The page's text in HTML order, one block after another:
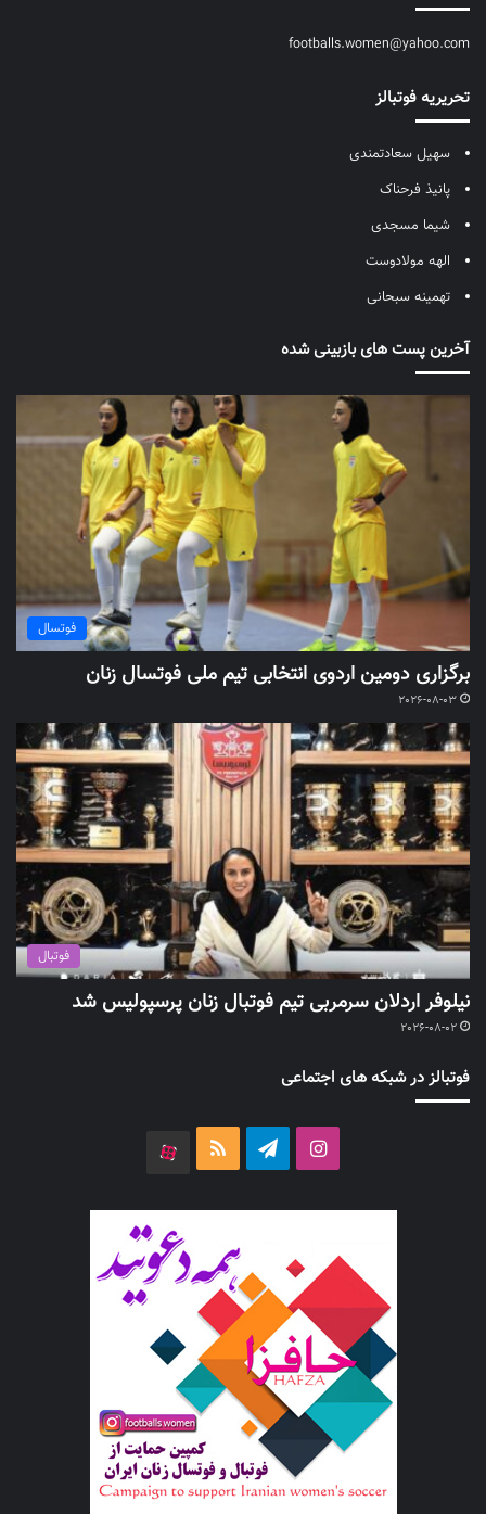
footballs.women@yahoo.com
تحریریه فوتبالز
سهیل سعادتمندی
پانیذ فرحناک
شیما مسجدی
الهه مولادوست
تهمینه سبحانی
آخرین پست های بازبینی شده
فوتسال
برگزاری دومین اردوی انتخابی تیم ملی فوتسال زنان
2026-08-03
فوتبال
نیلوفر اردلان سرمربی تیم فوتبال زنان پرسپولیس شد
2026-08-02
فوتبالز در شبکه های اجتماعی
اینستاگرامتلگرام خوراک